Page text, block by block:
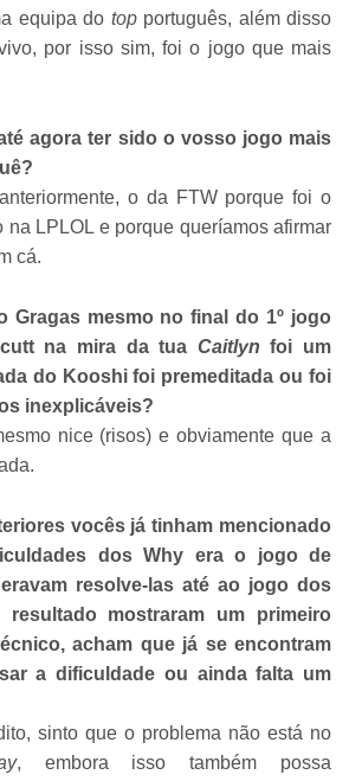
equipa do topportuguês, além disso
por isso sim, foi o jogo que mais
agora ter sido o vosso jogo mais
o da FTW porque foi o
na LPLOL e porque queríamos afirmar
cá.
Gragas mesmo no final do 1º jogo
na mira da tua Caitlyn foi um
do Kooshi foi premeditada ou foi
inexplicáveis?
nice (risos) e obviamente que a
vocês já tinham mencionado
dos Why era o jogo de
resolve-las até ao jogo dos
resultado mostraram um primeiro
acham que já se encontram
a dificuldade ou ainda falta um
sinto que o problema não está no
, embora isso também possa